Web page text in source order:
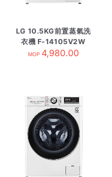
LG 10.5KG前置蒸氣洗
衣機 F-14105V2W
MOP 4,980.00